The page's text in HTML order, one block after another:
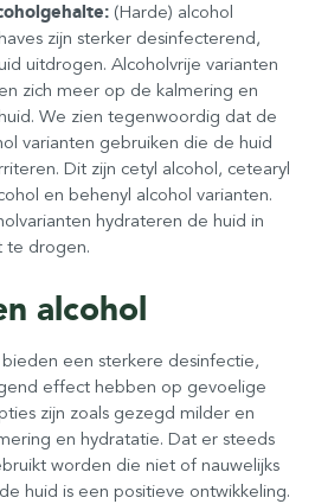
(Harde) alcohol
zijn sterker desinfecterend,
uitdrogen. Alcoholvrije varianten
zich meer op de kalmering en
We zien tegenwoordig dat de
varianten gebruiken die de huid
Dit zijn cetyl alcohol, cetearyl
en behenyl alcohol varianten.
hydrateren de huid in
te drogen.
alcohol
een sterkere desinfectie,
effect hebben op gevoelige
zijn zoals gezegd milder en
en hydratatie. Dat er steeds
worden die niet of nauwelijks
huid is een positieve ontwikkeling.